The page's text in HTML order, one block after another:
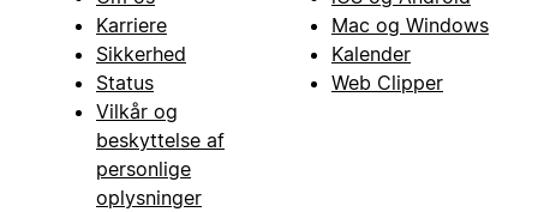
Karriere
Sikkerhed
Status
Vilkår og
beskyttelse af
personlige
oplysninger
Mac og Windows
Kalender
Web Clipper